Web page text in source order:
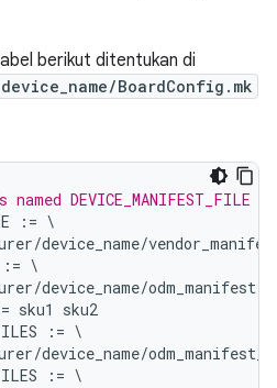
berikut ditentukan di
BoardConfig.mk
:= \
/device_name/
:= \
/device_name/odm_manifest
sku1
sku2
:= \
/device_name/
:= \